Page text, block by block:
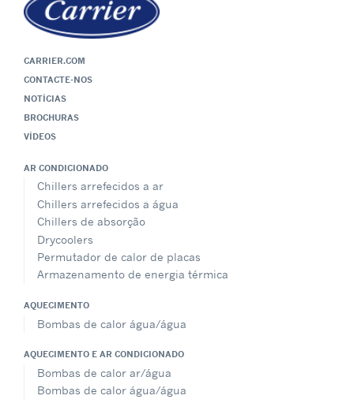
CARRIER.COM
CONTACTE-NOS
NOTÍCIAS
BROCHURAS
VÍDEOS
AR CONDICIONADO
Chillers arrefecidos a ar
Chillers arrefecidos a água
Chillers de absorção
Drycoolers
Permutador de calor de placas
Armazenamento de energia térmica
AQUECIMENTO
Bombas de calor água/água
AQUECIMENTO E AR CONDICIONADO
Bombas de calor ar/água
Bombas de calor água/água